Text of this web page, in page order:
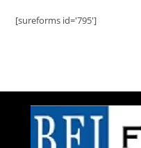
[sureforms id='795']